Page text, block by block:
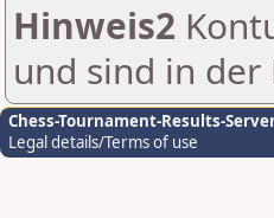
Hinweis2
und sind in
Chess-Tournament-Results-
Legal details/Terms of use